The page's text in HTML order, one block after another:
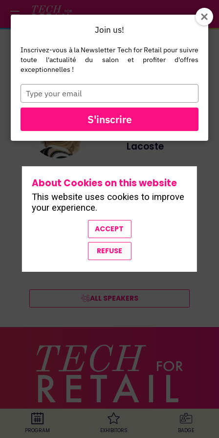
MB
Minke
Global Client
& Data
Marketing
Director
Lacoste
ALL SPEAKERS
PROGRAM EXHIBITORS BADGE
About Cookies on this website
This website uses cookies to improve
your experience.
ACCEPT
REFUSE
*/
Join us!
Inscrivez-vous à la Newsletter Tech for Retail pour suivre
toute l'actualité du salon et profiter d'offres
exceptionnelles !
Type
your
email
S'inscrire